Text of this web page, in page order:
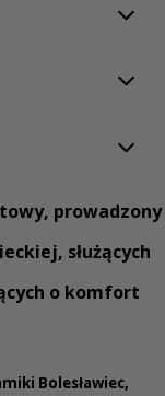
prowadzony
służących
o komfort
Bolesławiec,